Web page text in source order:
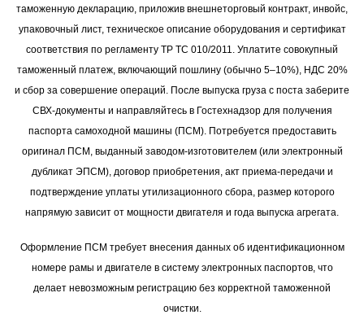
таможенную декларацию, приложив внешнеторговый контракт, инвойс,
упаковочный лист, техническое описание оборудования и сертификат
соответствия по регламенту ТР ТС 010/2011. Уплатите совокупный
таможенный платеж, включающий пошлину (обычно 5–10%), НДС 20%
и сбор за совершение операций. После выпуска груза с поста заберите
СВХ-документы и направляйтесь в Гостехнадзор для получения
паспорта самоходной машины (ПСМ). Потребуется предоставить
оригинал ПСМ, выданный заводом-изготовителем (или электронный
дубликат ЭПСМ), договор приобретения, акт приема-передачи и
подтверждение уплаты утилизационного сбора, размер которого
напрямую зависит от мощности двигателя и года выпуска агрегата.
Оформление ПСМ требует внесения данных об идентификационном
номере рамы и двигателе в систему электронных паспортов, что
делает невозможным регистрацию без корректной таможенной
очистки.